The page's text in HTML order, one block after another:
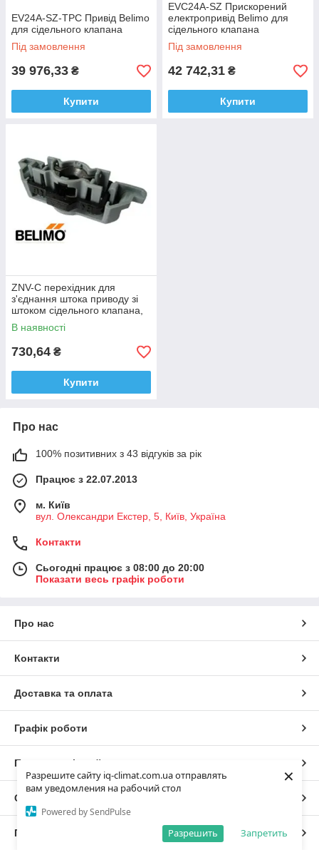
Разрешите сайту iq-climat.com.ua отправлять
вам уведомления на рабочий стол
Powered by SendPulse
Запретить
Разрешить
×
EV24A-SZ-TPC Привід Belimo
для сідельного клапана
Під замовлення
39 976,33 ₴
Купити
EVC24A-SZ Прискорений
електропривід Belimo для
сідельного клапана
Під замовлення
42 742,31 ₴
Купити
ZNV-C перехідник для
з'єднання штока приводу зі
штоком сідельного клапана,
Belimo
В наявності
730,64 ₴
Купити
Про нас
100% позитивних з 43 відгуків за рік
Працює з 22.07.2013
м. Київ
вул. Олександри Екстер, 5, Київ, Україна
Контакти
Сьогодні працює з 08:00 до 20:00
Показати весь графік роботи
Про нас
Контакти
Доставка та оплата
Графік роботи
Повна версія сайту
Сайт створено на маркетплейсі
Політика конфіденційності